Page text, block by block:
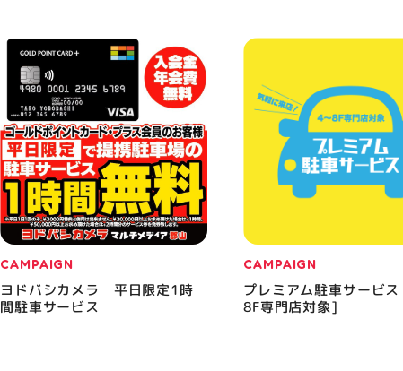
CAMPAIGN
ヨドバシカメラ 平日限定1時
間駐車サービス
CAMPAIGN
プレミアム駐車サービ
8F専門店対象]